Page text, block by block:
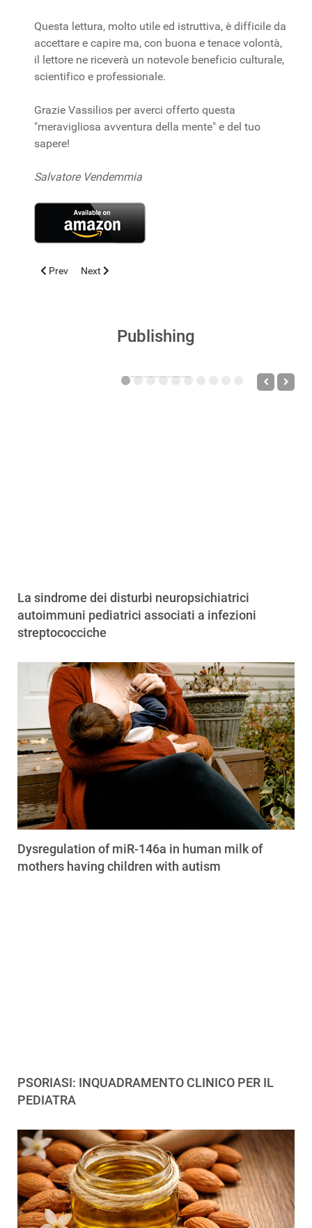
Questa lettura, molto utile ed istruttiva, è difficile da
accettare e capire ma, con buona e tenace volontà,
il lettore ne riceverà un notevole beneficio culturale,
scientifico e professionale.
Grazie Vassilios per averci offerto questa
"meravigliosa avventura della mente" e del tuo
sapere!
Salvatore Vendemmia
Previous article: Dieta e Microbiota
Prev Next article: Medicina di Precisione
Next
Publishing
La sindrome dei disturbi neuropsichiatrici
autoimmuni pediatrici associati a infezioni
streptococciche
Dysregulation of miR-146a in human milk of
mothers having children with autism
PSORIASI: INQUADRAMENTO CLINICO PER IL
PEDIATRA